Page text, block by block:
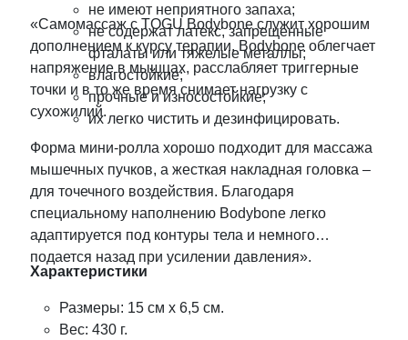
не имеют неприятного запаха;
не содержат латекс, запрещенные
фталаты или тяжелые металлы;
влагостойкие;
прочные и износостойкие;
их легко чистить и дезинфицировать.
«Самомассаж с TOGU Bodybone служит хорошим
дополнением к курсу терапии. Bodybone облегчает
напряжение в мышцах, расслабляет триггерные
точки и в то же время снимает нагрузку с
сухожилий.
Форма мини-ролла хорошо подходит для массажа
мышечных пучков, а жесткая накладная головка –
для точечного воздействия. Благодаря
специальному наполнению Bodybone легко
адаптируется под контуры тела и немного
подается назад при усилении давления».
Характеристики
Размеры: 15 см х 6,5 см.
Вес: 430 г.